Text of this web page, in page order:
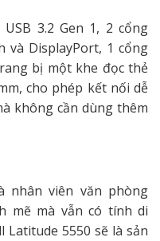
3.2 Gen 1, 2 cổng
và DisplayPort, 1 cổng
bị một khe đọc thẻ
cho phép kết nối dễ
không cần dùng thêm
nhân viên văn phòng
mẽ mà vẫn có tính di
5550 sẽ là sản